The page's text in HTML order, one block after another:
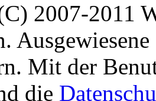
2007-2011
Mit der
die